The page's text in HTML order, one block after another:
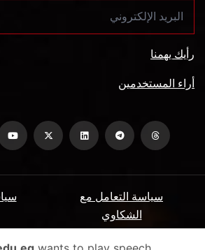
رأيك يهمنا
أراء المستخدمين
سياسة التعامل مع
الشكاوي
ميثاق المتعاملين